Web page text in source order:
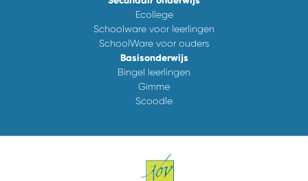
Ecollege
Schoolware voor leerlingen
SchoolWare voor ouders
Basisonderwijs
Bingel leerlingen
Gimme
Scoodle